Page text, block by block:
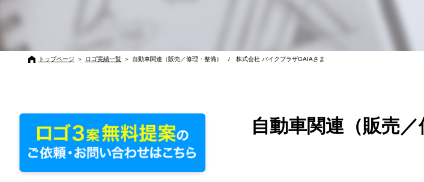
トップページ ＞ ロゴ実績一覧 ＞ 自動車関連（販売／修理・整備） / 株式会社 バイクプラザGAIAさま
自動車関連（販売